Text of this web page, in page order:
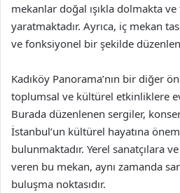
mekanlar doğal ışıkla dolmakta
yaratmaktadır. Ayrıca, iç mekan
ve fonksiyonel bir şekilde
Kadıköy Panorama’nın bir diğer
toplumsal ve kültürel etkinliklere
Burada düzenlenen sergiler,
İstanbul’un kültürel hayatına
bulunmaktadır. Yerel sanatçılara
veren bu mekan, aynı zamanda
buluşma noktasıdır.